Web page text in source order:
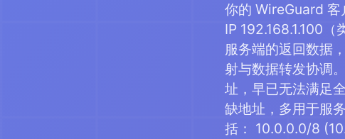
你的 WireGuard 客
IP 192.168.1.100（
服务端的返回数据
射与数据转发协调
址，早已无法满足
缺地址，多用于服
括： 10.0.0.0/8